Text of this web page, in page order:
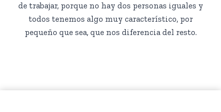
de trabajar, porque no hay dos personas iguales y
todos tenemos algo muy característico, por
pequeño que sea, que nos diferencia del resto.